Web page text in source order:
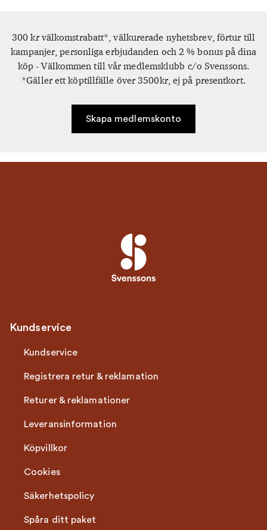
300 kr välkomstrabatt*, välkurerade nyhetsbrev, förtur till
kampanjer, personliga erbjudanden och 2 % bonus på dina
köp - Välkommen till vår medlemsklubb c/o Svenssons.
*Gäller ett köptillfälle över 3500kr, ej på presentkort.
Skapa medlemskonto
Kundservice
Kundservice
Registrera retur & reklamation
Returer & reklamationer
Leveransinformation
Köpvillkor
Cookies
Säkerhetspolicy
Spåra ditt paket